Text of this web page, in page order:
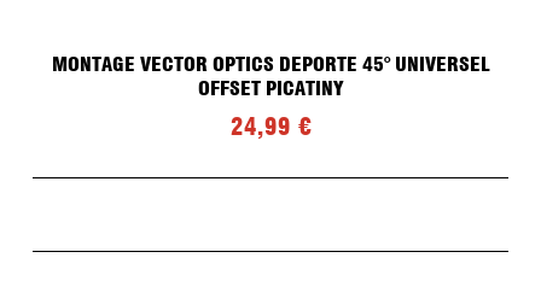
MONTAGE VECTOR OPTICS DEPORTE 45° UNIVERSEL
OFFSET PICATINY
24,99 €